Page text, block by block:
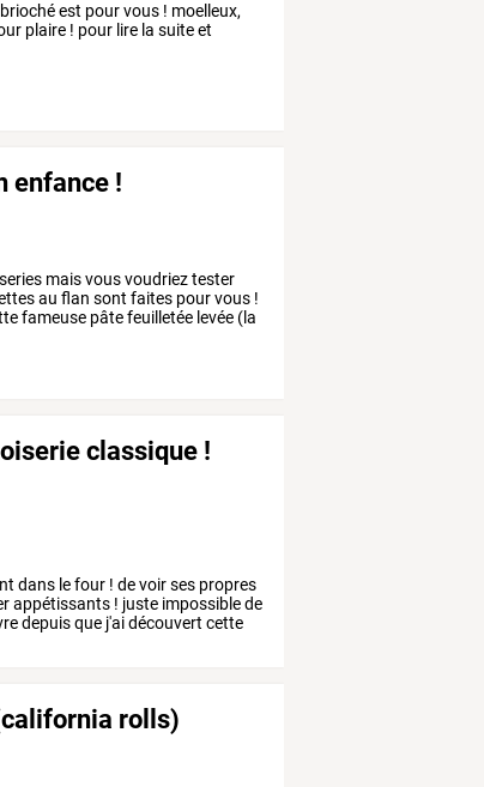
est pour vous ! moelleux,
plaire ! pour lire la suite et
enfance !
maisvousvoudrieztester
au flan sont faites pourvous !
fameuse pâtefeuilletée levée (la
classique !
dans lefour ! devoirses propres
appétissants ! juste impossiblede
depuisque j'aidécouvert cette
rolls)